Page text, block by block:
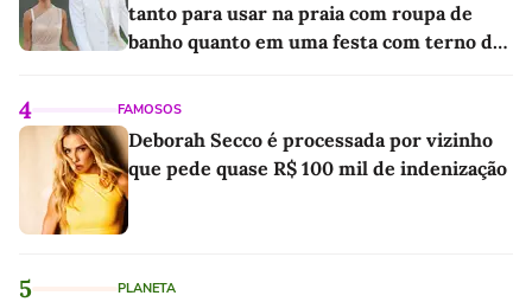
tanto para usar na praia com roupa de
banho quanto em uma festa com terno de
4 FAMOSOS
Deborah Secco é processada por vizinho
que pede quase R$ 100 mil de indenização
5 PLANETA